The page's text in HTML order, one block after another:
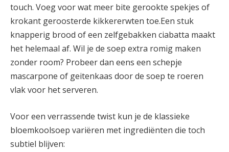
touch. Voeg‍ voor wat ​meer bite gerookte spekjes of
krokant geroosterde ‍kikkererwten toe.Een stuk‍
knapperig brood⁣ of een zelfgebakken⁢ ciabatta maakt
het helemaal af. Wil je ⁣de soep ⁢extra romig ⁣maken⁤
zonder⁣ room? Probeer dan eens een schepje
mascarpone of geitenkaas door de soep te roeren
vlak voor het serveren.
Voor ‌een ‌verrassende twist ⁢kun je de klassieke
bloemkoolsoep variëren met ⁣ingrediënten ​die toch
⁣subtiel blijven: